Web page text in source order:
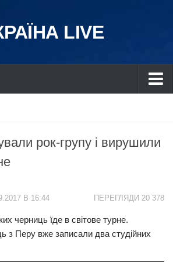
LIVE
рок-групу і вирушили
ПЕРЕГЛЯДИ 20 378
В 16:44
черниць їде в світове турне.
з Перу вже записали два студійних